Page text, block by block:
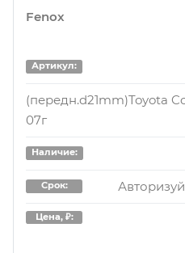
Fenox
Артикул:
(передн.d21mm)Toyota
07г
Наличие:
Срок:
Цена, ₽: